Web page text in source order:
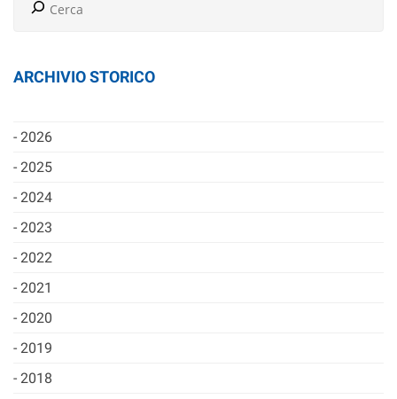
ARCHIVIO STORICO
2026
2025
2024
2023
2022
2021
2020
2019
2018